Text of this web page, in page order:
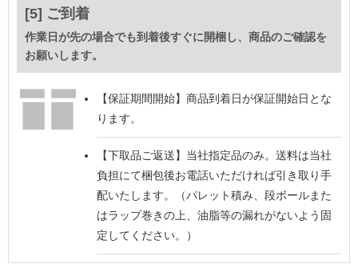
[5] ご到着
作業日が先の場合でも到着後すぐに開梱し、商品のご確認を
お願いします。
【保証期間開始】 商品到着日が保証開始日とな
ります。
【下取品ご返送】 当社指定品のみ。送料は当社
負担にて梱包後お電話いただければ引き取り手
配いたします。（パレット積み、段ボールまた
はラップ巻きの上、油脂等の漏れがないよう固
定してください。）